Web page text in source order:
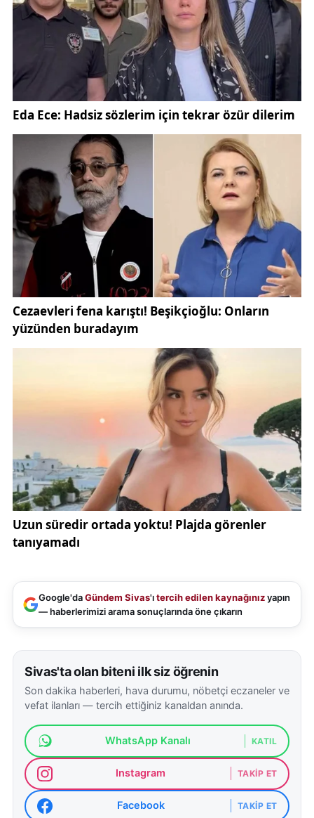
Google'daGündem Sivas'ıtercih edilen kaynağınızyapın
— haberlerimizi arama sonuçlarında öne çıkarın
Sivas'ta olan biteni ilk siz öğrenin
Son dakika haberleri, hava durumu, nöbetçi eczaneler ve
vefat ilanları — tercih ettiğiniz kanaldan anında.
WhatsApp Kanalı KATIL
Instagram TAKIP ET
Facebook TAKIP ET